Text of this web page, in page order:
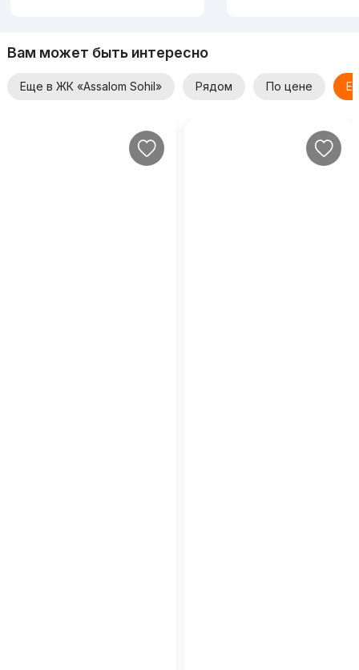
Вам может быть интересно
Еще в ЖК «Assalom Sohil» Рядом По цене